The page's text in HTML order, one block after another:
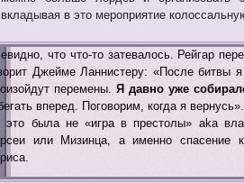
вкладывая в это мероприятие
что что-то затевалось. Рейгар
Джейме Ланнистеру: «После битвы я
перемены.Я давно уже
вперед. Поговорим, когда я вернусь».
это была не «игра в престолы» aka
или Мизинца, а именно спасение